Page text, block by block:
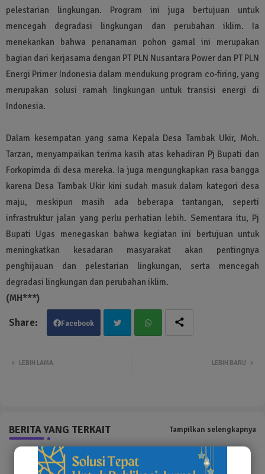
pelestarian lingkungan. Program ini juga bertujuan untuk
mencegah degradasi lingkungan dan perubahan iklim. Ia
menekankan bahwa penanaman pohon gamal ini merupakan
bagian dari kerjasama dengan PT PLN Nusantara Power dan PT PLN
Energi Primer Indonesia dalam mendukung program co-firing, yang
merupakan solusi ramah lingkungan untuk transisi energi di
Indonesia.
Dalam kesempatan yang sama Kepala Desa Tambak Ukir, Moh.
Tarzan, menyampaikan terima kasih atas kehadiran Pj Bupati dan
Forkopimda di desa mereka. Ia juga mengungkapkan rasa bangga
karena Desa Tambak Ukir kini sudah masuk dalam kategori desa
maju, meskipun masih ada beberapa tantangan, seperti
infrastruktur jalan yang perlu perhatian lebih. Sementara itu, Pj
Bupati Ugas menegaskan bahwa kegiatan ini bertujuan untuk
meningkatkan kesadaran masyarakat akan pentingnya
penghijauan dan pelestarian lingkungan, serta mencegah
degradasi lingkungan dan perubahan iklim.
(MH***)
Facebook
LEBIH BARU
LEBIH LAMA
BERITA YANG TERKAIT Tampilkan selengkapnya